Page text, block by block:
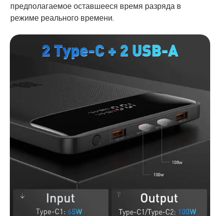
предполагаемое оставшееся время разряда в
режиме реального времени.